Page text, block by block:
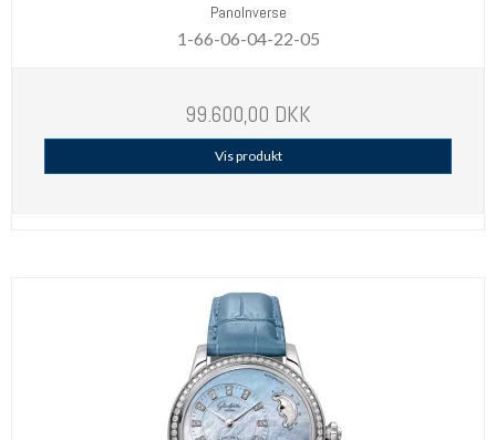
PanoInverse
1-66-06-04-22-05
99.600,00 DKK
Vis produkt